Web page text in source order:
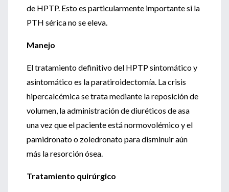
de HPTP. Esto es particularmente importante si la
PTH sérica no se eleva.
Manejo
El tratamiento definitivo del HPTP sintomático y
asintomático es la paratiroidectomía. La crisis
hipercalcémica se trata mediante la reposición de
volumen, la administración de diuréticos de asa
una vez que el paciente está normovolémico y el
pamidronato o zoledronato para disminuir aún
más la resorción ósea.
Tratamiento quirúrgico